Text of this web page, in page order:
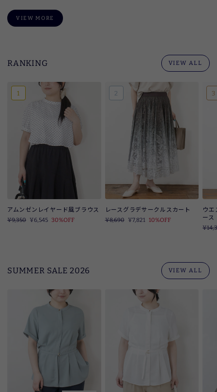
VIEW MORE
RANKING VIEW ALL
アムンゼンレイヤード風ブラウス
定
¥9,350 SALE
¥6,545 30%OFF
レースグラデサークルスカート
定
¥8,690 SALE
¥7,821 10%OFF
ウエ
ース
定
SUMMER SALE 2026 VIEW ALL